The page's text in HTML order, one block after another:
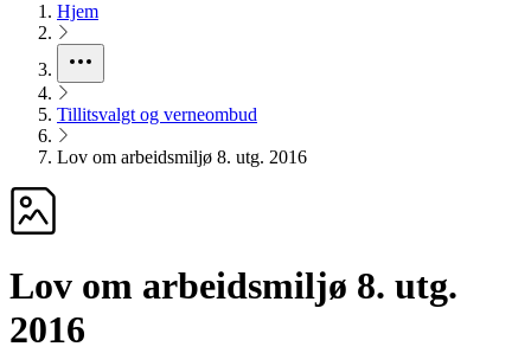
Hjem
Tillitsvalgt og verneombud
Lov om arbeidsmiljø 8. utg. 2016
Lov om arbeidsmiljø 8. utg.
2016